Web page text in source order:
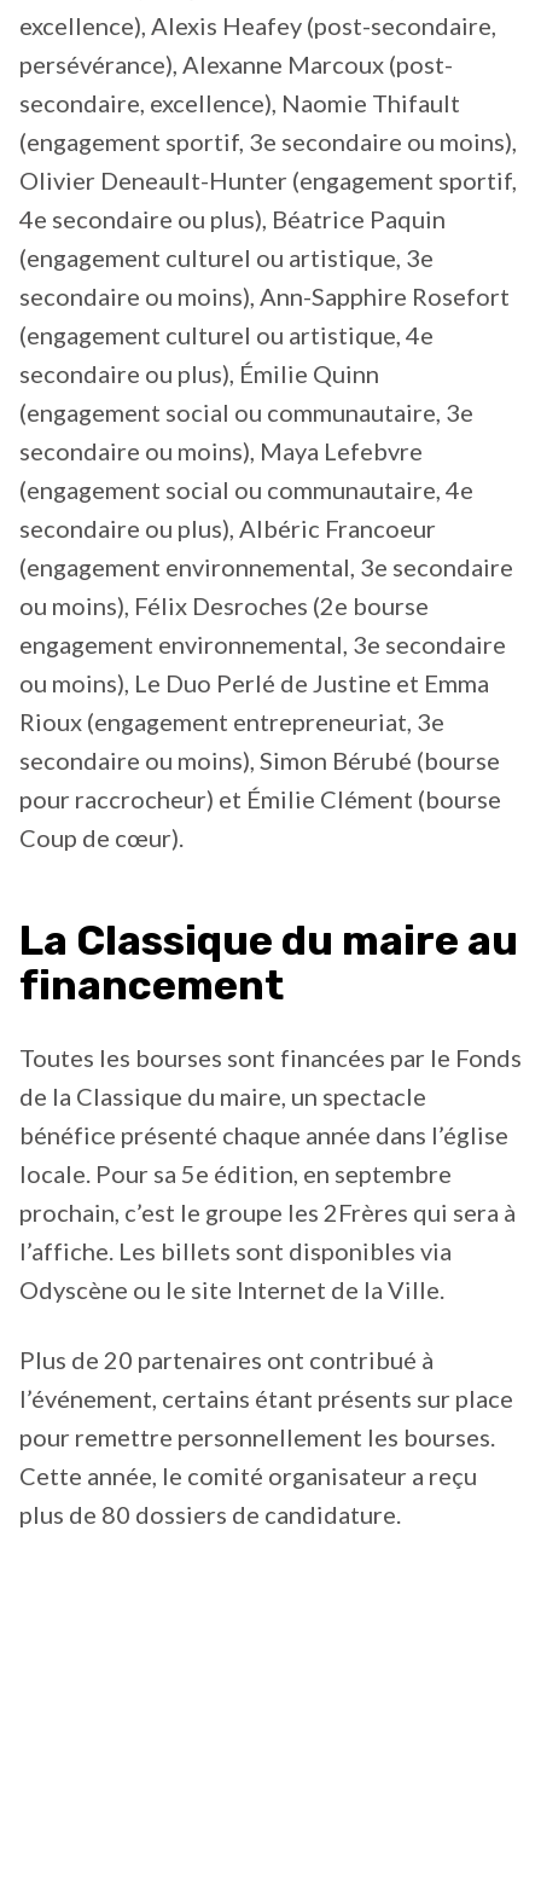
excellence), Alexis Heafey (post-secondaire,
persévérance), Alexanne Marcoux (post-
secondaire, excellence), Naomie Thifault
(engagement sportif, 3e secondaire ou moins),
Olivier Deneault-Hunter (engagement sportif,
4e secondaire ou plus), Béatrice Paquin
(engagement culturel ou artistique, 3e
secondaire ou moins), Ann-Sapphire Rosefort
(engagement culturel ou artistique, 4e
secondaire ou plus), Émilie Quinn
(engagement social ou communautaire, 3e
secondaire ou moins), Maya Lefebvre
(engagement social ou communautaire, 4e
secondaire ou plus), Albéric Francoeur
(engagement environnemental, 3e secondaire
ou moins), Félix Desroches (2e bourse
engagement environnemental, 3e secondaire
ou moins), Le Duo Perlé de Justine et Emma
Rioux (engagement entrepreneuriat, 3e
secondaire ou moins), Simon Bérubé (bourse
pour raccrocheur) et Émilie Clément (bourse
Coup de cœur).
La Classique du maire au
financement
Toutes les bourses sont financées par le Fonds
de la Classique du maire, un spectacle
bénéfice présenté chaque année dans l’église
locale. Pour sa 5e édition, en septembre
prochain, c’est le groupe les 2Frères qui sera à
l’affiche. Les billets sont disponibles via
Odyscène ou le site Internet de la Ville.
Plus de 20 partenaires ont contribué à
l’événement, certains étant présents sur place
pour remettre personnellement les bourses.
Cette année, le comité organisateur a reçu
plus de 80 dossiers de candidature.